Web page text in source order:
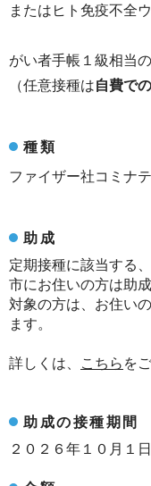
またはヒト免疫不全
免疫機能
がい者手帳１級相当
（任意接種は自費で
種類
ファイザー社コミナ
助成
定期接種に該当する
市にお住いの方は助
対象の方は、お住い
ます。
詳しくは、 こちら を
助成の接種期間
２０２６年１０月１